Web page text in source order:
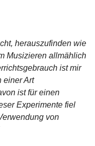
herauszufinden wie
Musizieren allmählich
ist mir
einer Art
ist für einen
Experimente fiel
von